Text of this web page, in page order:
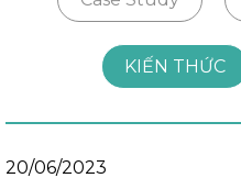
KIẾN THỨC
20/06/2023